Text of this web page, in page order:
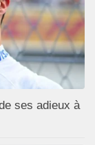
ses adieux à